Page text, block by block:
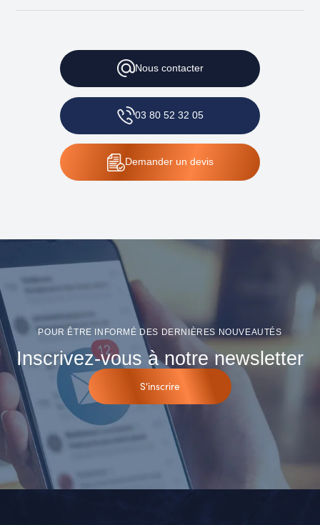
Nouscontacter
03 80 52 32 05
Demanderun devis
POUR ÊTRE INFORMÉ DES DERNIÈRES NOUVEAUTÉS
Inscrivez-vous à notre newsletter
S'inscrire